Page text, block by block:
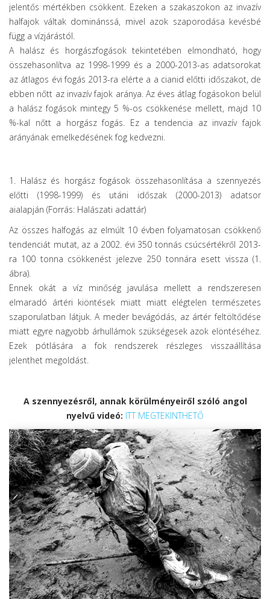
jelentős mértékben csökkent. Ezeken a szakaszokon az invazív
halfajok váltak dominánssá, mivel azok szaporodása kevésbé
függ a vízjárástól.
A halász és horgászfogások tekintetében elmondható, hogy
összehasonlítva az 1998-1999 és a 2000-2013-as adatsorokat
az átlagos évi fogás 2013-ra elérte a a cianid előtti időszakot, de
ebben nőtt az invazív fajok aránya. Az éves átlag fogásokon belül
a halász fogások mintegy 5 %-os csökkenése mellett, majd 10
%-kal nőtt a horgász fogás. Ez a tendencia az invazív fajok
arányának emelkedésének fog kedvezni.
1. Halász és horgász fogások összehasonlítása a szennyezés
előtti (1998-1999) és utáni időszak (2000-2013) adatsor
aialapján (Forrás: Halászati adattár)
Az összes halfogás az elmúlt 10 évben folyamatosan csökkenő
tendenciát mutat, az a 2002. évi 350 tonnás csúcsértékről 2013-
ra 100 tonna csökkenést jelezve 250 tonnára esett vissza (1.
ábra).
Ennek okát a víz minőség javulása mellett a rendszeresen
elmaradó ártéri kiöntések miatt miatt elégtelen természetes
szaporulatban látjuk. A meder bevágódás, az ártér feltöltődése
miatt egyre nagyobb árhullámok szükségesek azok elöntéséhez.
Ezek pótlására a fok rendszerek részleges visszaállítása
jelenthet megoldást.
A szennyezésről, annak körülményeiről szóló angol
nyelvű videó: ITT MEGTEKINTHETŐ